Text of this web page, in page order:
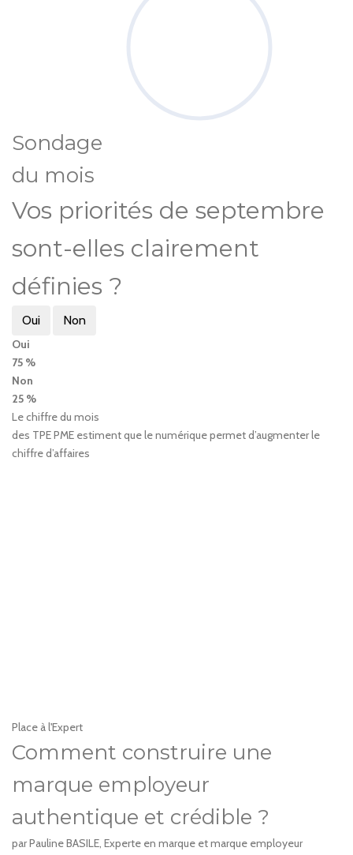
Sondage
du mois
Vos priorités de septembre
sont-elles clairement
définies ?
Oui Non
Oui
75 %
Non
25 %
Le chiffre du mois
des TPE PME estiment que le numérique permet d’augmenter le
chiffre d’affaires
Place à l'Expert
Comment construire une
marque employeur
authentique et crédible ?
par Pauline BASILE, Experte en marque et marque employeur